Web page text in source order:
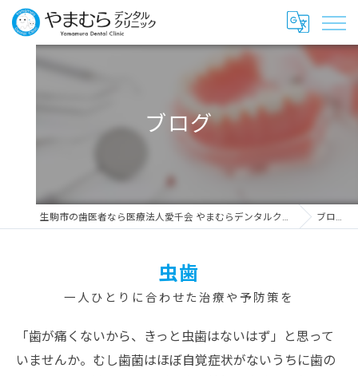
ブログ
生駒市の歯医者なら医療法人愛千会 やまむらデンタルクリニック ブログ
虫歯
一人ひとりに合わせた治療や予防策を
「歯が痛くないから、きっと虫歯はないはず」と思って
いませんか。むし歯菌はほぼ自覚症状がないうちに歯の